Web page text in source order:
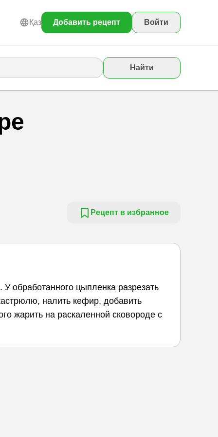
Қаз Добавить рецепт Войти
Найти
Рецепт в избранное
обработанного цыпленка разрезать
налить кефир, добавить
жарить на раскаленной сковороде с